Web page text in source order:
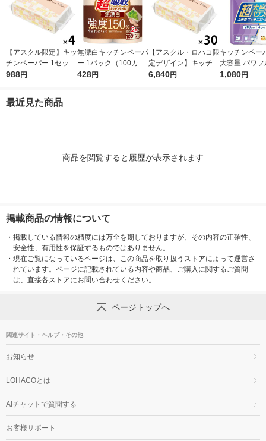
【アスクル限定】キッ
チンペーパー 1セット
（200組×4）スコッテ
タオル 日本製紙クレ
988円
無漂白キッチンペーパ
ー 1パック（100カッ
ト×2ロール）超吸収
428円
【アスクル・ロハコ限
定デザイン】キッチン
ペーパー スコッティ
6,840円
キッチンペー
大容量 パワ
巻 キッチン
1,080円
最近見た商品
商品を閲覧すると履歴が表示されます
掲載商品の情報について
・ 掲載している情報の精度には万全を期しておりますが、その内容の正確性、
安全性、有用性を保証するものではありません。
・ 現在ご覧になっているページは、この商品を取り扱うストアによって運営さ
れています。ページに記載されている内容や商品、ご購入に関するご質問
は、直接各ストアにお問い合わせください。
ページトップへ
関連サイト・ヘルプ・その他
お知らせ
LOHACOとは
AIチャットで質問する
お客様サポート